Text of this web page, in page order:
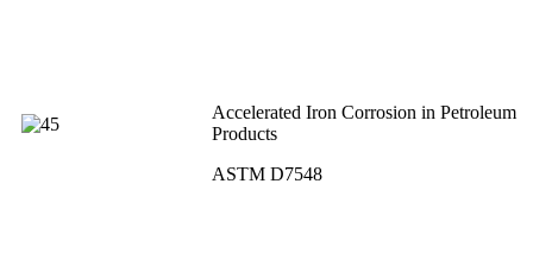
Accelerated Iron Corrosion in Petroleum
Products
ASTM D7548